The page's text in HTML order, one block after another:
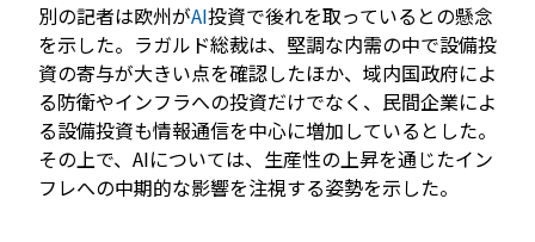
別の記者は欧州がAI投資で後れを取っているとの懸念
を示した。ラガルド総裁は、堅調な内需の中で設備投
資の寄与が大きい点を確認したほか、域内国政府によ
る防衛やインフラへの投資だけでなく、民間企業によ
る設備投資も情報通信を中心に増加しているとした。
その上で、AIについては、生産性の上昇を通じたイン
フレへの中期的な影響を注視する姿勢を示した。